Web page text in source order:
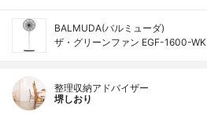
BALMUDA(バルミューダ)
ザ・グリーンファン EGF-1600-WK
整理収納アドバイザー
堺しおり